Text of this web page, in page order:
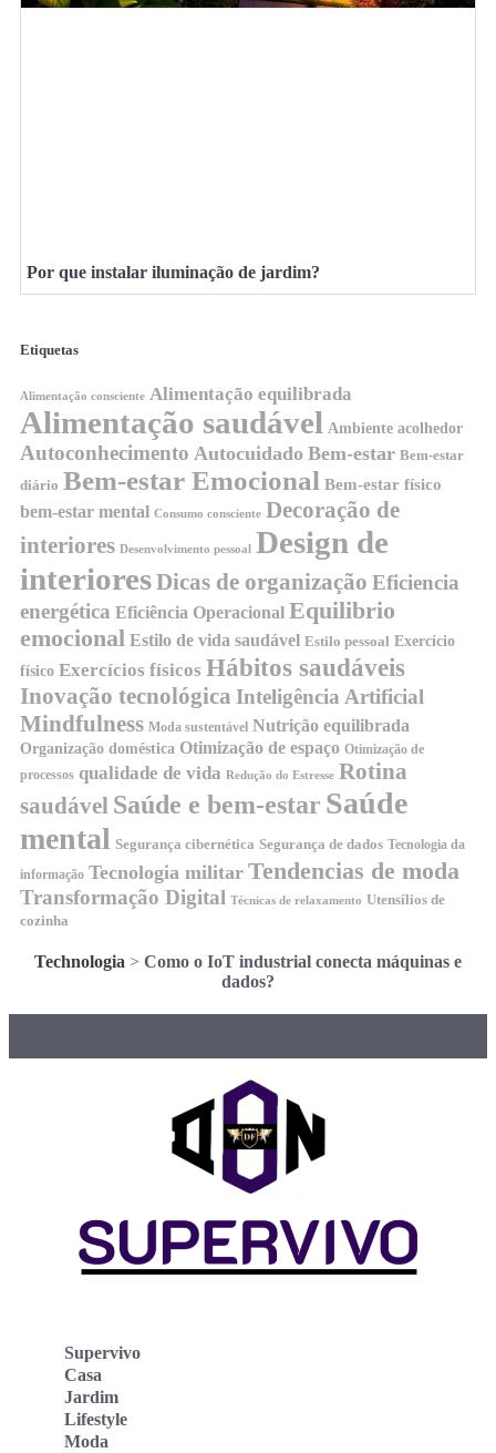
Por que instalar iluminação de jardim?
Etiquetas
Alimentação consciente Alimentação equilibrada
Alimentação saudável Ambiente acolhedor
Autoconhecimento Autocuidado Bem-estar Bem-estar
diário Bem-estar Emocional Bem-estar físico
bem-estar mental Consumo consciente Decoração de
interiores Desenvolvimento pessoal
Design de
interioresDicas de organização Eficiencia
energética Eficiência Operacional Equilibrio
emocional Estilo de vida saudável Estilo pessoal Exercício
físico Exercícios físicos Hábitos saudáveis
Inovação tecnológica Inteligência Artificial
Mindfulness Moda sustentável Nutrição equilibrada
Organização doméstica Otimização de espaço Otimização de
processos qualidade de vida Redução do Estresse Rotina
saudável Saúde e bem-estar Saúde
mental Segurança cibernética Segurança de dados Tecnologia da
informação Tecnologia militar Tendencias de moda
Transformação Digital Técnicas de relaxamento Utensílios de
cozinha
Technologia > Como o IoT industrial conecta máquinas e
dados?
Supervivo
Casa
Jardim
Lifestyle
Moda